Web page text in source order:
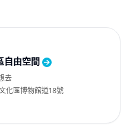
自由空間
去
化區博物館道18號